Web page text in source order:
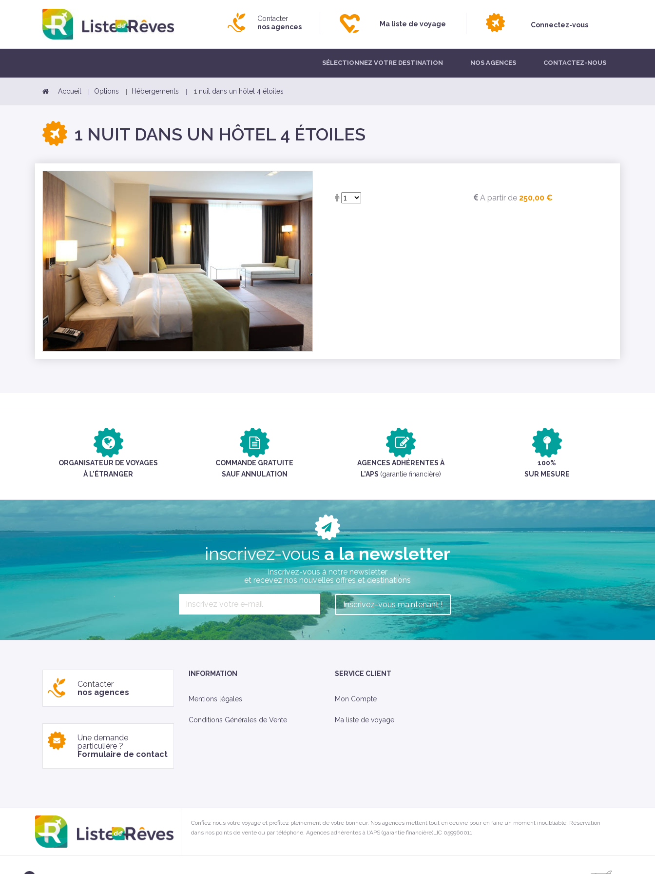
Contacter
nos agences
Ma liste de voyage Connectez-vous
SÉLECTIONNEZ VOTRE DESTINATION NOS AGENCES CONTACTEZ-NOUS
Accueil Options Hébergements 1 nuit dans un hôtel 4 étoiles
1 NUIT DANS UN HÔTEL 4 ÉTOILES
A partir de 250,00 €
ORGANISATEUR DE VOYAGES
À L’ÉTRANGER
COMMANDE GRATUITE
SAUF ANNULATION
AGENCES ADHÉRENTES À
L'APS (garantie financière)
100%
SUR MESURE
inscrivez-vousa la newsletter
inscrivez-vous à notre newsletter
et recevez nos nouvelles offres et destinations
`
Inscrivez-vous maintenant !
Contacter
nos agences
Une demande
particulière ?
Formulaire de contact
INFORMATION
Mentions légales
Conditions Générales de Vente
SERVICE CLIENT
Mon Compte
Ma liste de voyage
Confiez nous votre voyage et profitez pleinement de votre bonheur. Nos agences mettent tout en oeuvre pour en faire un moment inoubliable. Réservation
dans nos points de vente ou par téléphone. Agences adhérentes à l'APS (garantie financière)LIC 059960011